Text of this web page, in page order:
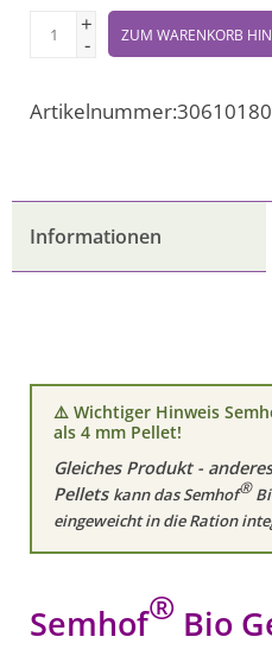
+
- ZUM WARENKORB
Artikelnummer:
Informationen
⚠️ Wichtiger Hinweis
als 4 mm Pellet!
Gleiches Produkt -
Pellets kann das Semhof®
eingeweicht in die Ration
Semhof® Bio